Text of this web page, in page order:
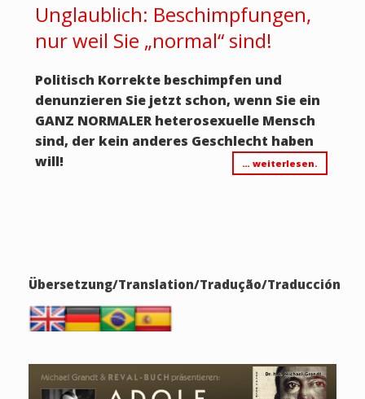
Unglaublich: Beschimpfungen,
nur weil Sie „normal“ sind!
Politisch Korrekte beschimpfen und
denunzieren Sie jetzt schon, wenn Sie ein
GANZ NORMALER heterosexuelle Mensch
sind, der kein anderes Geschlecht haben
will!
… weiterlesen.
Übersetzung/Translation/Tradução/Traducción